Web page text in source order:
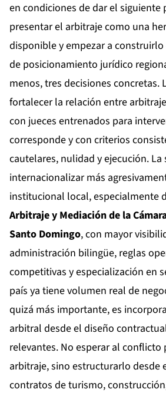
en condiciones de dar el siguiente
presentar el arbitraje como una
disponible y empezar a
de posicionamiento jurídico
menos, tres decisiones concretas.
fortalecer la relación entre
con jueces entrenados para
corresponde y con criterios
cautelares, nulidad y ejecución. La
internacionalizar más
institucional local, especialmente
Arbitraje y Mediación de la
Santo Domingo, con mayor
administración bilingüe, reglas
competitivas y especialización en
país ya tiene volumen real de
quizá más importante, es
arbitral desde el diseño
relevantes. No esperar al conflicto
arbitraje, sino estructurarlo desde
contratos de turismo,